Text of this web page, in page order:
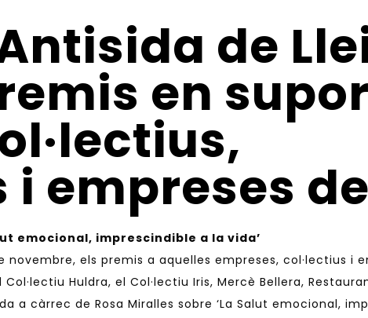
de
en
empreses
emocional, imprescindible a la vida’
novembre, els premis a aquelles empreses, col·lectius i
Huldra, el Col·lectiu Iris, Mercè Bellera,
a càrrec de Rosa Miralles sobre ‘La Salut emocional,